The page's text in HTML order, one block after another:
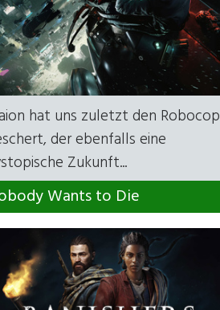
hat uns zuletzt den Robocop
der ebenfalls eine
Zukunft...
Wants to Die